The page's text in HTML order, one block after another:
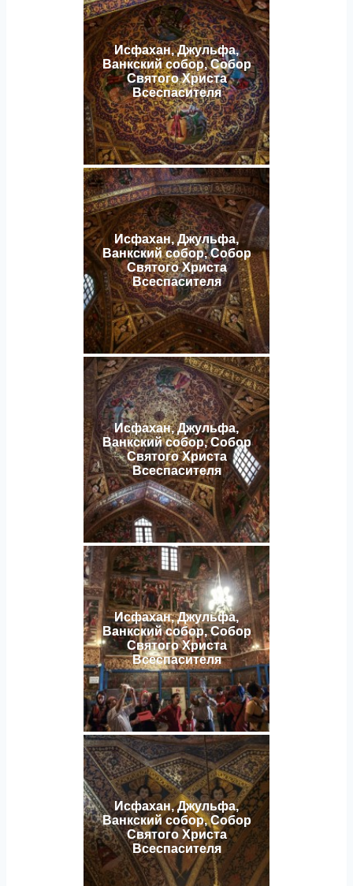
Исфахан, Джульфа,
Ванкский собор, Собор
Святого Христа
Всеспасителя
Исфахан, Джульфа,
Ванкский собор, Собор
Святого Христа
Всеспасителя
Исфахан, Джульфа,
Ванкский собор, Собор
Святого Христа
Всеспасителя
Исфахан, Джульфа,
Ванкский собор, Собор
Святого Христа
Всеспасителя
Исфахан, Джульфа,
Ванкский собор, Собор
Святого Христа
Всеспасителя